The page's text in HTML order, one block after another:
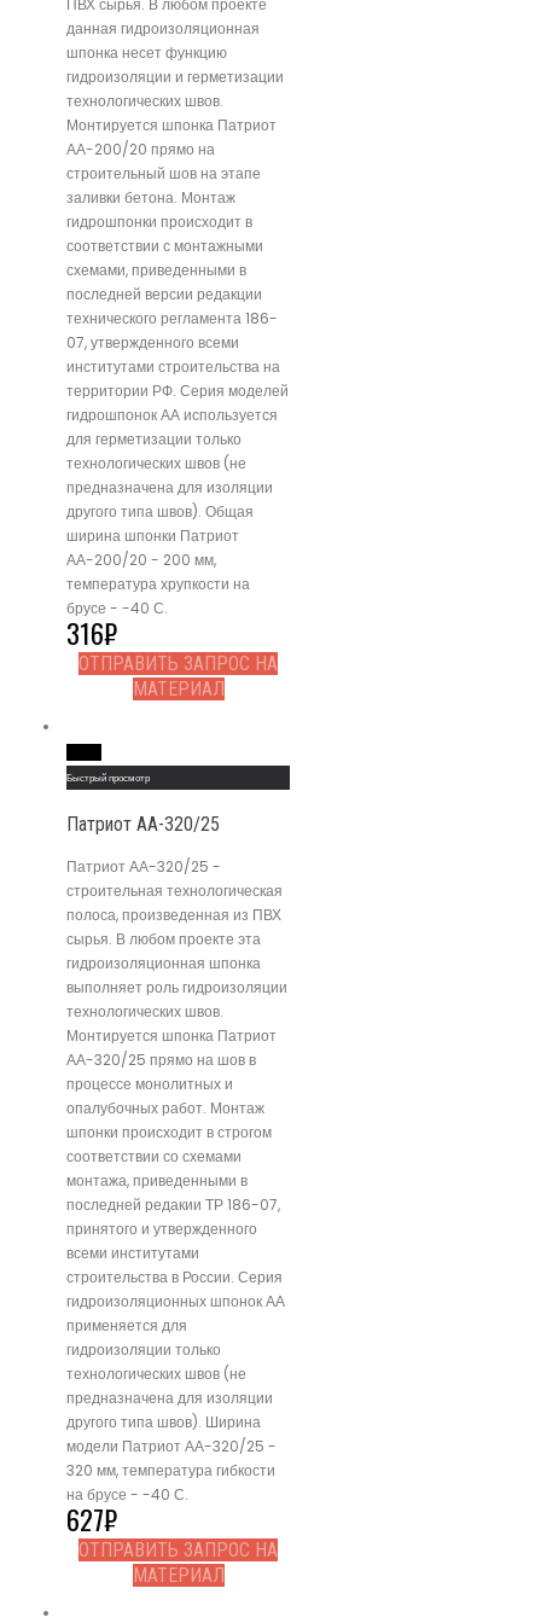
ПВХ сырья. В любом проекте
данная гидроизоляционная
шпонка несет функцию
гидроизоляции и герметизации
технологических швов.
Монтируется шпонка Патриот
АА-200/20 прямо на
строительный шов на этапе
заливки бетона. Монтаж
гидрошпонки происходит в
соответствии с монтажными
схемами, приведенными в
последней версии редакции
технического регламента 186-
07, утвержденного всеми
институтами строительства на
территории РФ. Серия моделей
гидрошпонок АА используется
для герметизации только
технологических швов (не
предназначена для изоляции
другого типа швов). Общая
ширина шпонки Патриот
АА-200/20 - 200 мм,
температура хрупкости на
брусе - -40 С.
316₽
ОТПРАВИТЬ ЗАПРОС НА
МАТЕРИАЛ
Быстрый просмотр
Патриот АА-320/25
Патриот АА-320/25 -
строительная технологическая
полоса, произведенная из ПВХ
сырья. В любом проекте эта
гидроизоляционная шпонка
выполняет роль гидроизоляции
технологических швов.
Монтируется шпонка Патриот
АА-320/25 прямо на шов в
процессе монолитных и
опалубочных работ. Монтаж
шпонки происходит в строгом
соответствии со схемами
монтажа, приведенными в
последней редакии ТР 186-07,
принятого и утвержденного
всеми институтами
строительства в России. Серия
гидроизоляционных шпонок АА
применяется для
гидроизоляции только
технологических швов (не
предназначена для изоляции
другого типа швов). Ширина
модели Патриот АА-320/25 -
320 мм, температура гибкости
на брусе - -40 С.
627₽
ОТПРАВИТЬ ЗАПРОС НА
МАТЕРИАЛ